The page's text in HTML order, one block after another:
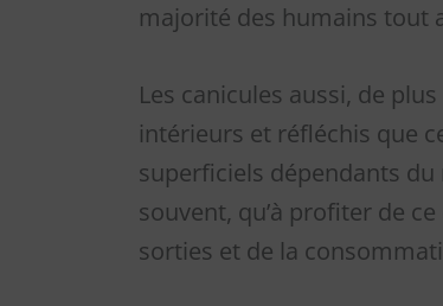
majorité des humains tout
Les canicules aussi, de
intérieurs et réfléchis que
superficiels dépendants
souvent, qu’à profiter de
sorties et de la